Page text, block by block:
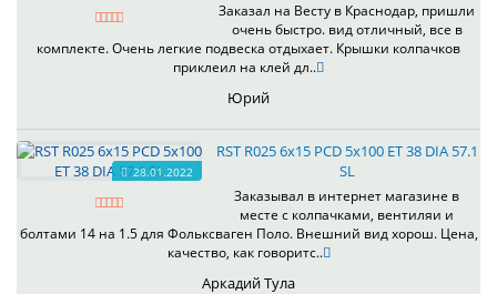
Заказал на Весту в Краснодар, пришли
очень быстро. вид отличный, все в
комплекте. Очень легкие подвеска отдыхает. Крышки колпачков
приклеил на клей дл..
Юрий
28.01.2022
RST R025 6x15 PCD 5x100 ET 38 DIA 57.1
SL
Заказывал в интернет магазине в
месте с колпачками, вентиляи и
болтами 14 на 1.5 для Фольксваген Поло. Внешний вид хорош. Цена,
качество, как говоритс..
Аркадий Тула